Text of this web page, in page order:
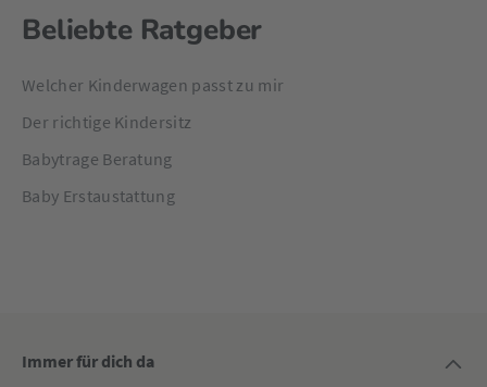
Beliebte Ratgeber
Welcher Kinderwagen passt zu mir
Der richtige Kindersitz
Babytrage Beratung
Baby Erstaustattung
Immer für dich da